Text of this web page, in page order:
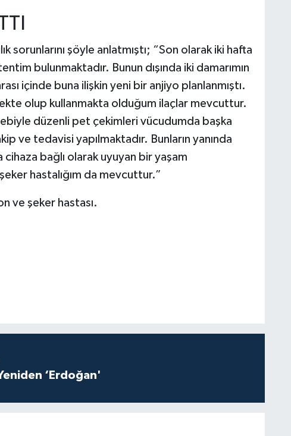
sorunlarını şöyle anlatmıştı; “Son olarak iki hafta
bulunmaktadır. Bunun dışında iki damarımın
içinde buna ilişkin yeni bir anjiyo planlanmıştı.
olup kullanmakta olduğum ilaçlar mevcuttur.
düzenli pet çekimleri vücudumda başka
ve tedavisi yapılmaktadır. Bunların yanında
cihaza bağlı olarak uyuyan bir yaşam
hastalığım da mevcuttur.”
ve şeker hastası.
‘Erdoğan'